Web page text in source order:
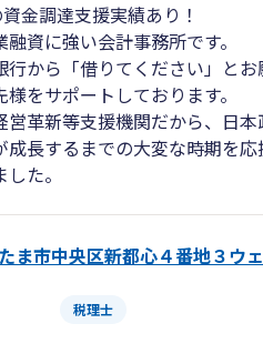
金調達支援実績あり！
資に強い会計事務所です。
行から「借りてください」と
をサポートしております。
営革新等支援機関だから、日
成長するまでの大変な時期を
た。
ま市中央区新都心４番地３ウ
税理士